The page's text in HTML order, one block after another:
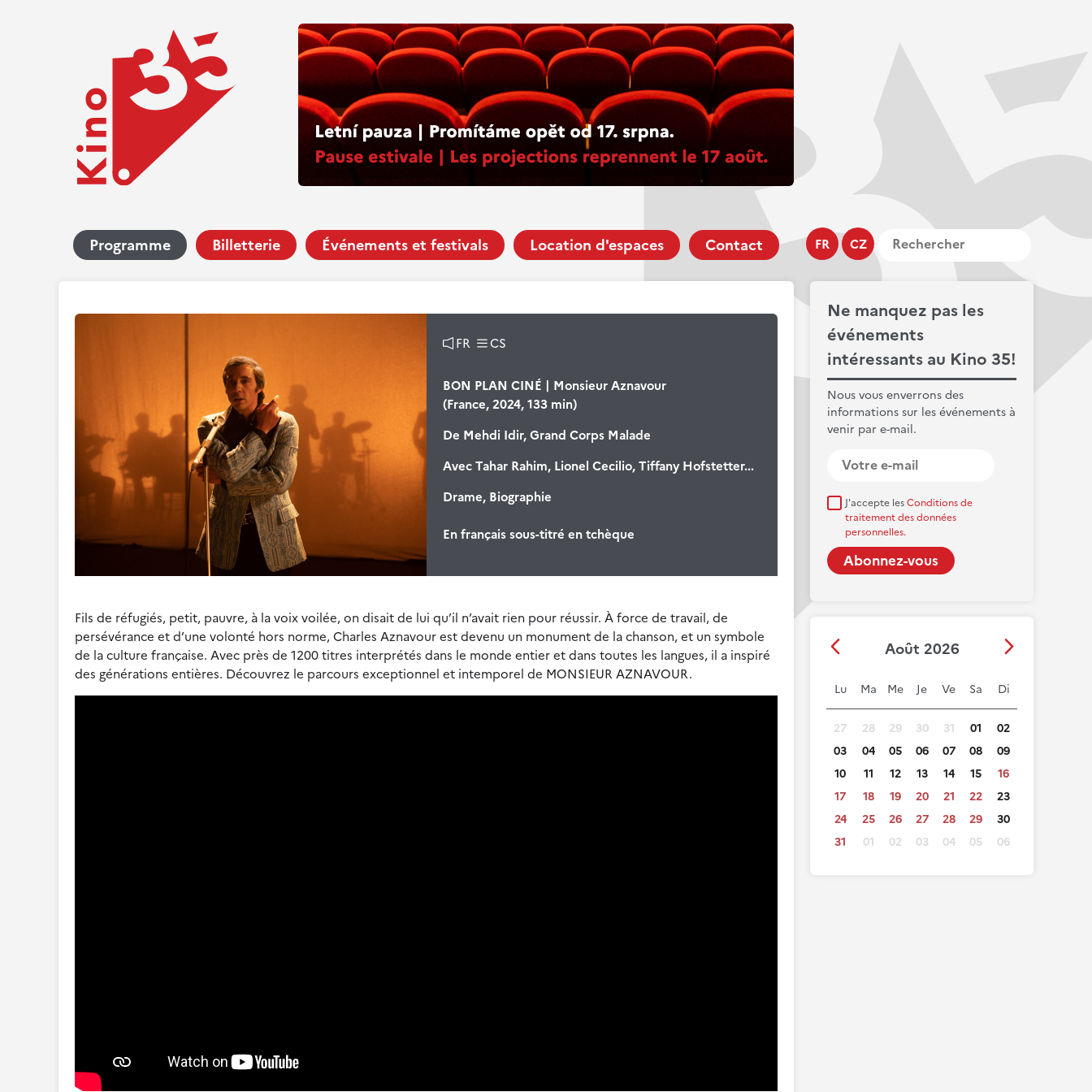
FR CZ
Programme Billetterie Événements et festivals Location d'espaces Contact
Ne manquez pas les
événements
intéressants au Kino 35!
Nous vous enverrons des
informations sur les événements à
venir par e-mail.
J'accepte lesConditions de
traitement des données
personnelles.
Août 2026
Lu Ma Me Je Ve Sa Di
27 28 29 30 31 01
02
03
04 05 06 07 08
09
10
11 12 13 14 15
16
17
18 19 20 21 22
23
24
25 26 27 28 29
30
31
01 02 03 04 05 06
FR CS
BON PLAN CINÉ | Monsieur Aznavour
(France, 2024, 133 min)
De Mehdi Idir, Grand Corps Malade
AvecTahar Rahim, Lionel Cecilio, Tiffany Hofstetter...
Drame, Biographie
En français sous-titré en tchèque
Fils de réfugiés, petit, pauvre, à la voix voilée, on disait de lui qu’il n’avait rien pour réussir. À force de travail, de
persévérance et d’une volonté hors norme, Charles Aznavour est devenu un monument de la chanson, et un symbole
de la culture française. Avec près de 1200 titres interprétés dans le monde entier et dans toutes les langues, il a inspiré
des générations entières. Découvrez le parcours exceptionnel et intemporel de MONSIEUR AZNAVOUR.